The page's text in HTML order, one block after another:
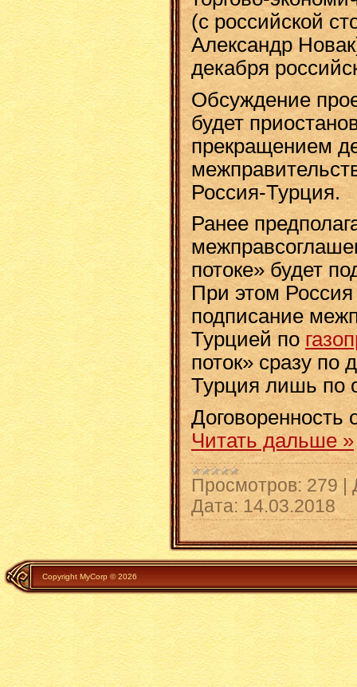
(с российской
Александр
декабря
Обсуждение
будет
прекращением
Россия-Турция.
Ранее
потоке» будет
При этом
подписание
Турцией по
поток» сразу по
Турция лишь по
Договоренность
Читать дальше »
Просмотров: 279
Дата: 14.03.2018
Copyright MyCorp © 2026